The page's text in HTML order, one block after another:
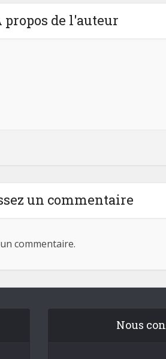
propos de l'auteur
un commentaire
commentaire.
Nous